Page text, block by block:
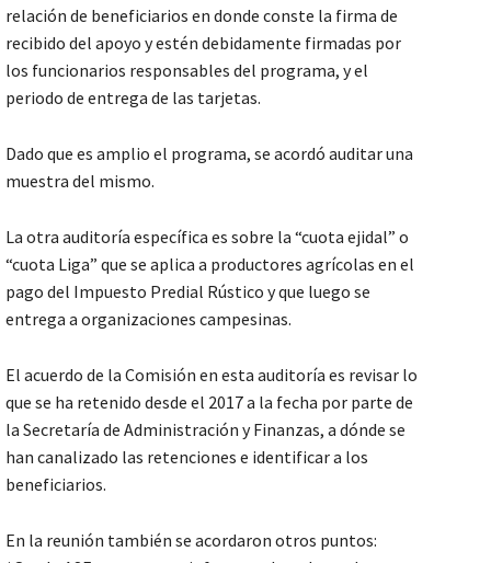
relación de beneficiarios en donde conste la firma de
recibido del apoyo y estén debidamente firmadas por
los funcionarios responsables del programa, y el
periodo de entrega de las tarjetas.
Dado que es amplio el programa, se acordó auditar una
muestra del mismo.
La otra auditoría específica es sobre la “cuota ejidal” o
“cuota Liga” que se aplica a productores agrícolas en el
pago del Impuesto Predial Rústico y que luego se
entrega a organizaciones campesinas.
El acuerdo de la Comisión en esta auditoría es revisar lo
que se ha retenido desde el 2017 a la fecha por parte de
la Secretaría de Administración y Finanzas, a dónde se
han canalizado las retenciones e identificar a los
beneficiarios.
En la reunión también se acordaron otros puntos: